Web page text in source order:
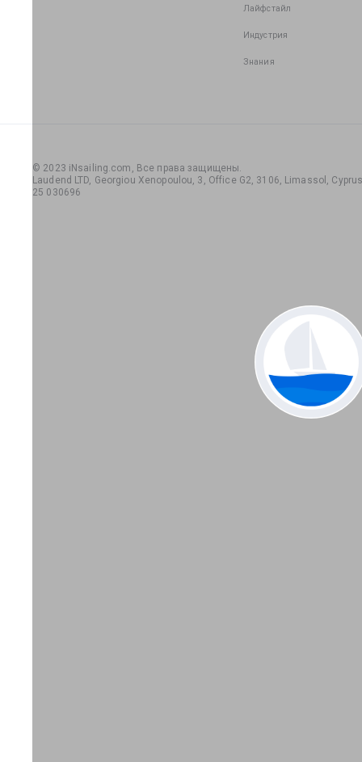
Лайфстайл
Индустрия
Знания
© 2023 iNsailing.com, Все права защищены.
Laudend LTD, Georgiou Xenopoulou, 3, Office G2, 3106, Limassol,
25 030696